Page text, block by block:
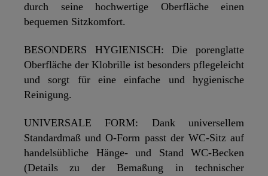
durch seine hochwertige Oberfläche einen
bequemen Sitzkomfort.
BESONDERS HYGIENISCH: Die porenglatte
Oberfläche der Klobrille ist besonders pflegeleicht
und sorgt für eine einfache und hygienische
Reinigung.
UNIVERSALE FORM: Dank universellem
Standardmaß und O-Form passt der WC-Sitz auf
handelsübliche Hänge- und Stand WC-Becken
(Details zu der Bemaßung in technischer